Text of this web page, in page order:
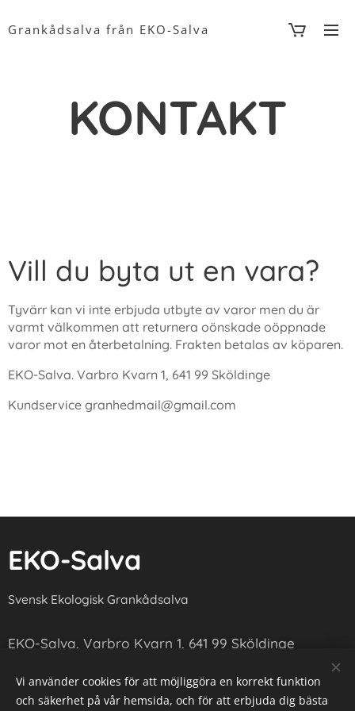
Grankådsalva från EKO-Salva
KONTAKT
Vill du byta ut en vara?
Tyvärr kan vi inte erbjuda utbyte av varor men du är
varmt välkommen att returnera oönskade oöppnade
varor mot en återbetalning. Frakten betalas av köparen.
EKO-Salva. Varbro Kvarn 1, 641 99 Sköldinge
Kundservice granhedmail@gmail.com
EKO-Salva
Svensk Ekologisk Grankådsalva
EKO-Salva, Varbro Kvarn 1, 641 99 Sköldinge
Kundservice: granhedmail@gmail.com
Produkter främst avsedda för djur
Vi använder cookies för att möjliggöra en korrekt funktion
och säkerhet på vår hemsida, och för att erbjuda dig bästa